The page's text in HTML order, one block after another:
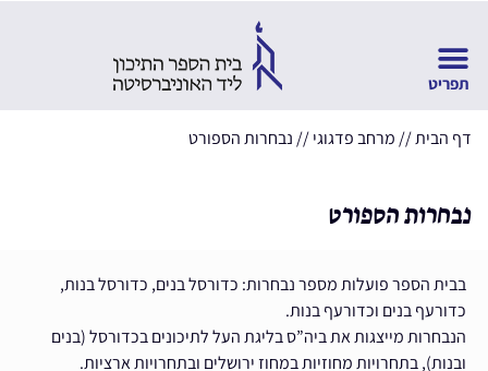
דף הבית// מרחב פדגוגי// נבחרות הספורט
נבחרות הספורט
בבית הספר פועלות מספר נבחרות: כדורסל בנים, כדורסל בנות,
כדורעף בנים וכדורעף בנות.
הנבחרות מייצגות את ביה”ס בליגת העל לתיכונים בכדורסל (בנים
ובנות), בתחרויות מחוזיות במחוז ירושלים ובתחרויות ארציות.